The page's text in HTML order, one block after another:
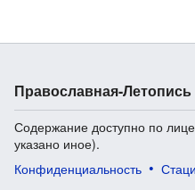
Православная-Летопись
Содержание доступно по
указано иное).
Конфиденциальность